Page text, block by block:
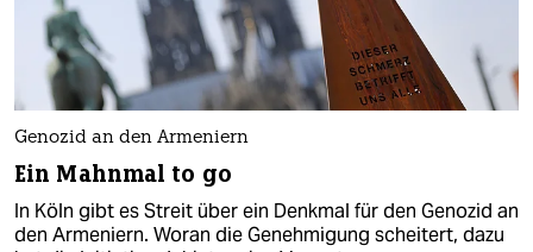
Genozid an den Armeniern
Ein Mahnmal to go
In Köln gibt es Streit über ein Denkmal für den Genozid an
den Armeniern. Woran die Genehmigung scheitert, dazu